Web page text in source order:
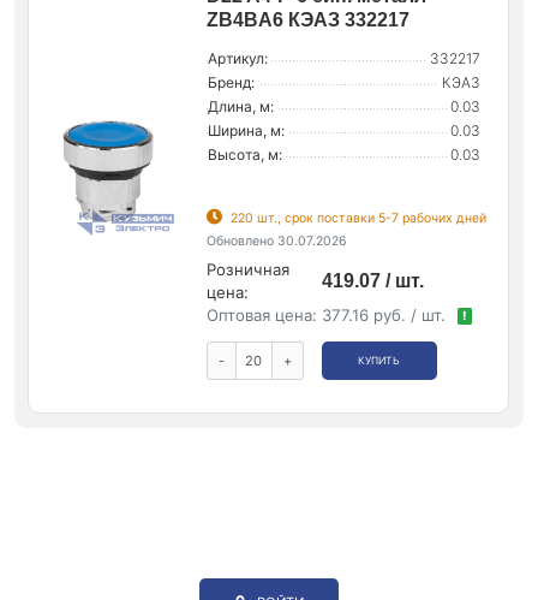
ZB4BA6 КЭАЗ 332217
Артикул:
332217
Бренд:
КЭАЗ
Длина, м:
0.03
Ширина, м:
0.03
Высота, м:
0.03
220 шт., срок поставки 5-7 рабочих дней
Обновлено 30.07.2026
Розничная
цена:
419.07 / шт.
Оптовая цена: 377.16 руб. / шт. !
- + КУПИТЬ